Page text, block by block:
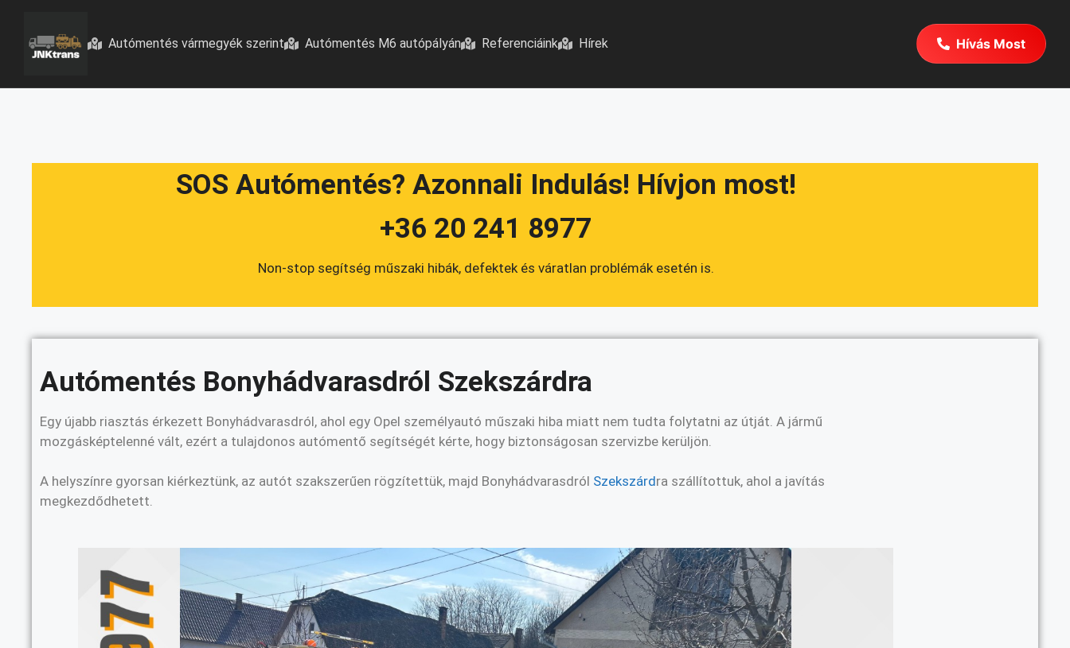
Autómentés vármegyék szerint Autómentés M6 autópályán Referenciáink Hírek Hívás Most
SOS Autómentés? Azonnali Indulás! Hívjon most!
+36 20 241 8977
Non-stop segítség műszaki hibák, defektek és váratlan problémák esetén is.
Autómentés Bonyhádvarasdról Szekszárdra
Egy újabb riasztás érkezett Bonyhádvarasdról, ahol egy Opel személyautó műszaki hiba miatt nem tudta folytatni az útját. A jármű
mozgásképtelenné vált, ezért a tulajdonos autómentő segítségét kérte, hogy biztonságosan szervizbe kerüljön.
A helyszínre gyorsan kiérkeztünk, az autót szakszerűen rögzítettük, majd Bonyhádvarasdról Szekszárdra szállítottuk, ahol a javítás
megkezdődhetett.